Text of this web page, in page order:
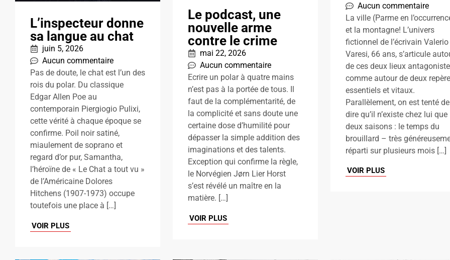
L’inspecteur donne
sa langue au chat
juin 5, 2026
Aucun commentaire
Pas de doute, le chat est l’un des
rois du polar. Du classique
Edgar Allen Poe au
contemporain Piergiogio Pulixi,
cette vérité à chaque époque se
confirme. Poil noir satiné,
miaulement de soprano et
regard d’or pur, Samantha,
l’héroïne de « Le Chat a tout vu »
de l’Américaine Dolores
Hitchens (1907-1973) occupe
toutefois une place à […]
VOIR PLUS
Le podcast, une
nouvelle arme
contre le crime
mai 22, 2026
Aucun commentaire
Ecrire un polar à quatre mains
n’est pas à la portée de tous. Il
faut de la complémentarité, de
la complicité et sans doute une
certaine dose d’humilité pour
dépasser la simple addition des
imaginations et des talents.
Exception qui confirme la règle,
le Norvégien Jørn Lier Horst
s’est révélé un maître en la
matière. […]
VOIR PLUS
Aucun commentaire
La ville (Parme en
et la montagne! L’univers
fictionnel de l’écrivain Valerio
Varesi, 66 ans, s’articule
de ces deux lieux
comme autour de deux
essentiels et vitaux.
Parallèlement, on est tenté de
dire qu’il n’existe chez lui que
deux saisons : le temps du
brouillard – très
réparti sur plusieurs mois […]
VOIR PLUS